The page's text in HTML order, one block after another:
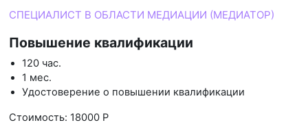
СПЕЦИАЛИСТ В ОБЛАСТИ МЕДИАЦИИ (МЕДИАТОР)
Повышение квалификации
120 час.
1 мес.
Удостоверение о повышении квалификации
Стоимость: 18000 Р